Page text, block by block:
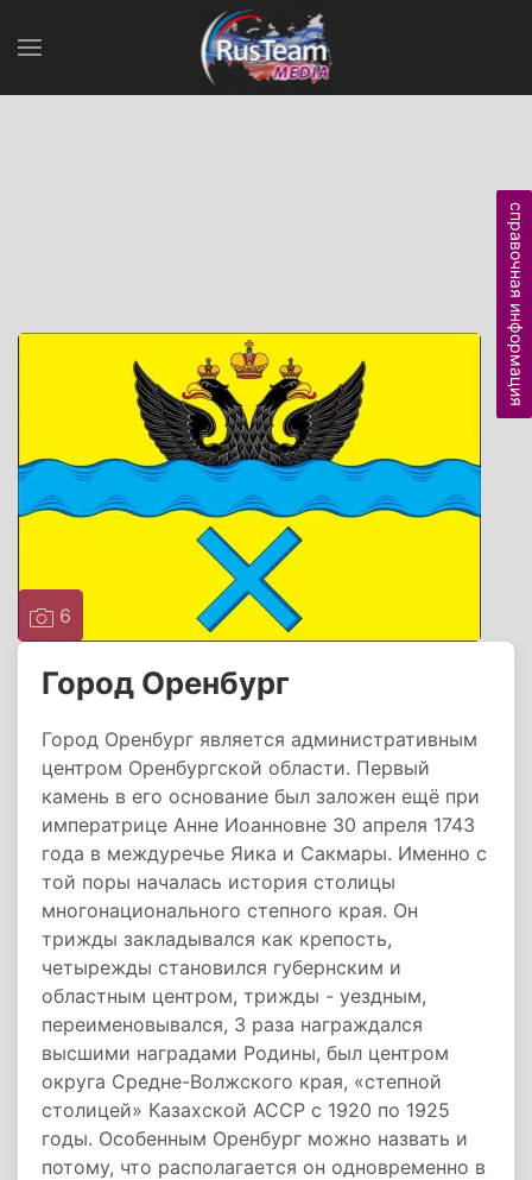
6
Город Оренбург
Город Оренбург является административным
центром Оренбургской области. Первый
камень в его основание был заложен ещё при
императрице Анне Иоанновне 30 апреля 1743
года в междуречье Яика и Сакмары. Именно с
той поры началась история столицы
многонационального степного края. Он
трижды закладывался как крепость,
четырежды становился губернским и
областным центром, трижды - уездным,
переименовывался, 3 раза награждался
высшими наградами Родины, был центром
округа Средне-Волжского края, «степной
столицей» Казахской АССР с 1920 по 1925
годы. Особенным Оренбург можно назвать и
потому, что располагается он одновременно в
справочная информация